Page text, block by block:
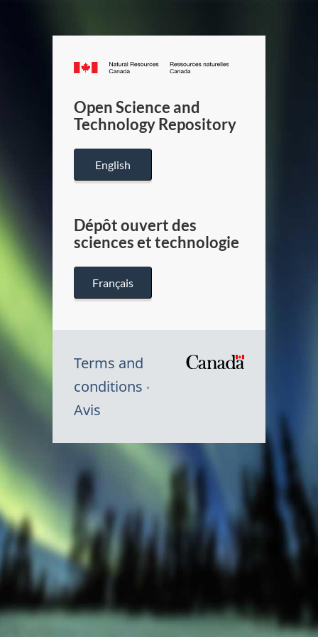
Canada.ca
/
Canada
Open Science and
Technology Repository
English
Dépôt ouvert des
sciences et technologie
Français
Terms and
conditions
Avis
Canada